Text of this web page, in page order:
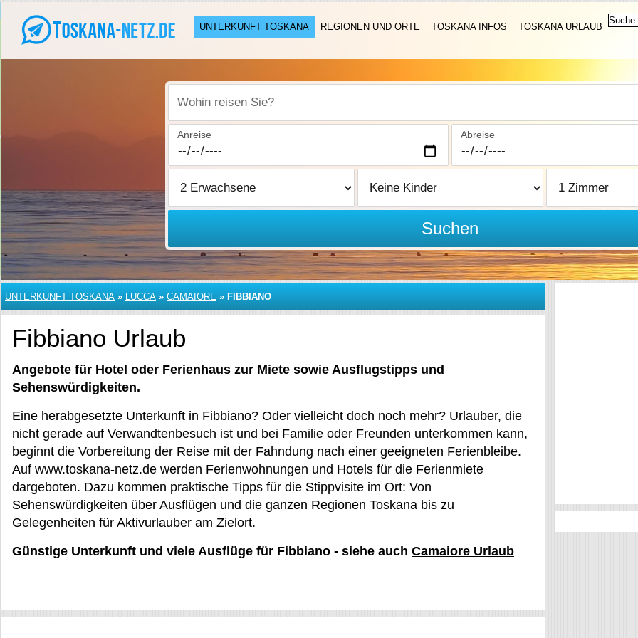
UNTERKUNFT TOSKANA REGIONEN UND ORTE TOSKANA INFOS TOSKANA URLAUB
Wohin reisen Sie?
Anreise Abreise
Suchen
UNTERKUNFT TOSKANA » LUCCA » CAMAIORE » FIBBIANO
Fibbiano Urlaub
Angebote für Hotel oder Ferienhaus zur Miete sowie Ausflugstipps und
Sehenswürdigkeiten.
Eine herabgesetzte Unterkunft in Fibbiano? Oder vielleicht doch noch mehr? Urlauber, die
nicht gerade auf Verwandtenbesuch ist und bei Familie oder Freunden unterkommen kann,
beginnt die Vorbereitung der Reise mit der Fahndung nach einer geeigneten Ferienbleibe.
Auf www.toskana-netz.de werden Ferienwohnungen und Hotels für die Ferienmiete
dargeboten. Dazu kommen praktische Tipps für die Stippvisite im Ort: Von
Sehenswürdigkeiten über Ausflügen und die ganzen Regionen Toskana bis zu
Gelegenheiten für Aktivurlauber am Zielort.
Günstige Unterkunft und viele Ausflüge für Fibbiano - siehe auch Camaiore Urlaub